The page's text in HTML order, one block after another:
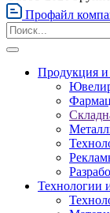
Профайл
Продукция и
Технологии